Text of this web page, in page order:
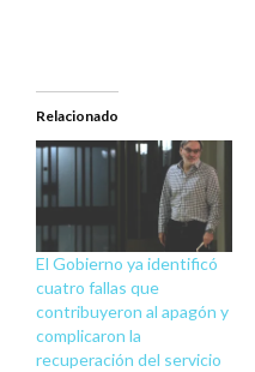
Relacionado
El Gobierno ya identificó
cuatro fallas que
contribuyeron al apagón y
complicaron la
recuperación del servicio